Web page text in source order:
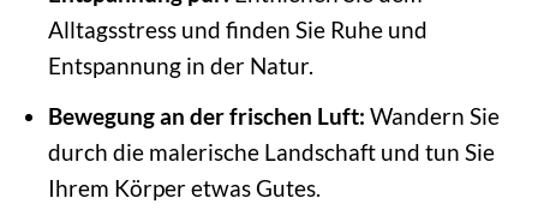
Alltagsstress und finden Sie Ruhe und
Entspannung in der Natur.
Bewegung an der frischen Luft: Wandern Sie
durch die malerische Landschaft und tun Sie
Ihrem Körper etwas Gutes.